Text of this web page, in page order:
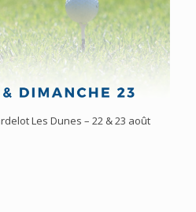
Les Dunes – 22 & 23 août